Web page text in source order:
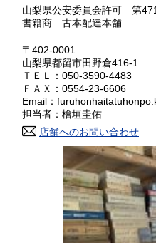
鳥取県 800円
岡山県
山口県 800円
香川県 800円
高知県 800円
800円
800円
800円
山梨県公安委員会許可 第
書籍商 古本配達本舗
〒402-0001
山梨県都留市田野倉416-1
ＴＥＬ：050-3590-4483
ＦＡＸ：0554-23-6606
Email：
担当者：檜垣圭佑
店舗へのお問い合わせ